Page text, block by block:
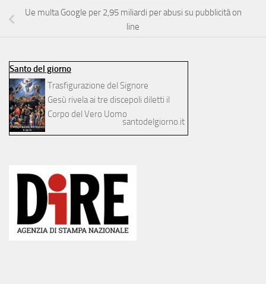
Ue multa Google per 2,95 miliardi per abusi su pubblicità on
line
Santo del giorno
Trasfigurazione del Signore
Gesù rivela ai tre discepoli diletti il
Corpo del Vero Uomo
santodelgiorno.it